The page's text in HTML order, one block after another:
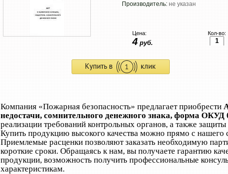
Производитель: не указан
Кол-во:
Цена:
4 руб.
Компания «Пожарная безопасность» предлагает приобрести
недостачи, сомнительного денежного знака, форма ОКУД
реализации требований контрольных органов, а также защиты
Купить продукцию высокого качества можно прямо с нашего
Приемлемые расценки позволяют заказать необходимую
короткие сроки. Обращаясь к нам, вы получаете гарантию
продукции, возможность получить профессиональные
характеристикам.